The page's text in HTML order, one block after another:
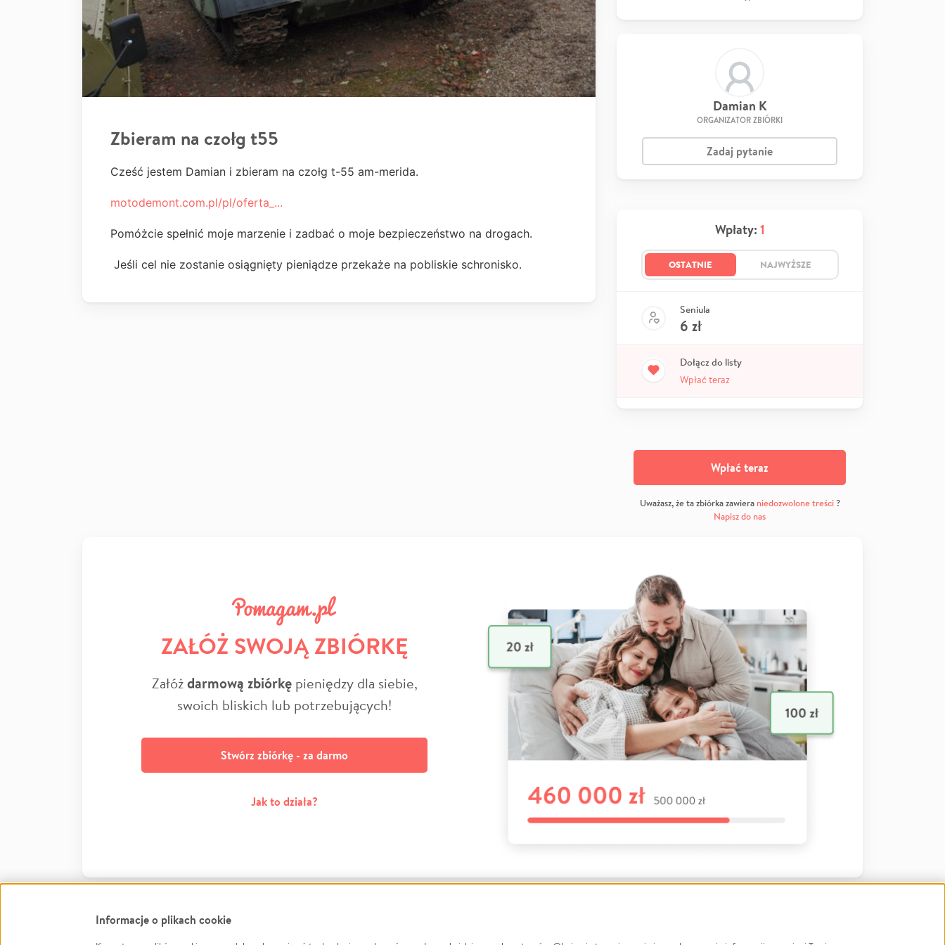
Zbieram na czołg t55
Cześć jestem Damian i zbieram na czołg t-55 am-merida.
motodemont.com.pl/pl/oferta_...
Pomóżcie spełnić moje marzenie i zadbać o moje bezpieczeństwo na drogach.
Jeśli cel nie zostanie osiągnięty pieniądze przekaże na pobliskie schronisko.
Damian K
ORGANIZATOR ZBIÓRKI
Zadaj pytanie
Wpłaty: 1
OSTATNIE NAJWYŻSZE
Seniula
6 zł
Dołącz do listy
Wpłać teraz
Wpłać teraz
Uważasz, że ta zbiórka zawiera niedozwolone treści?
Napisz do nas
ZAŁÓŻ SWOJĄ ZBIÓRKĘ
Załóżdarmową zbiórkępieniędzy dla siebie,
swoich bliskich lub potrzebujących!
Stwórz zbiórkę - za darmo
Jak to działa?
Informacje o plikach cookie